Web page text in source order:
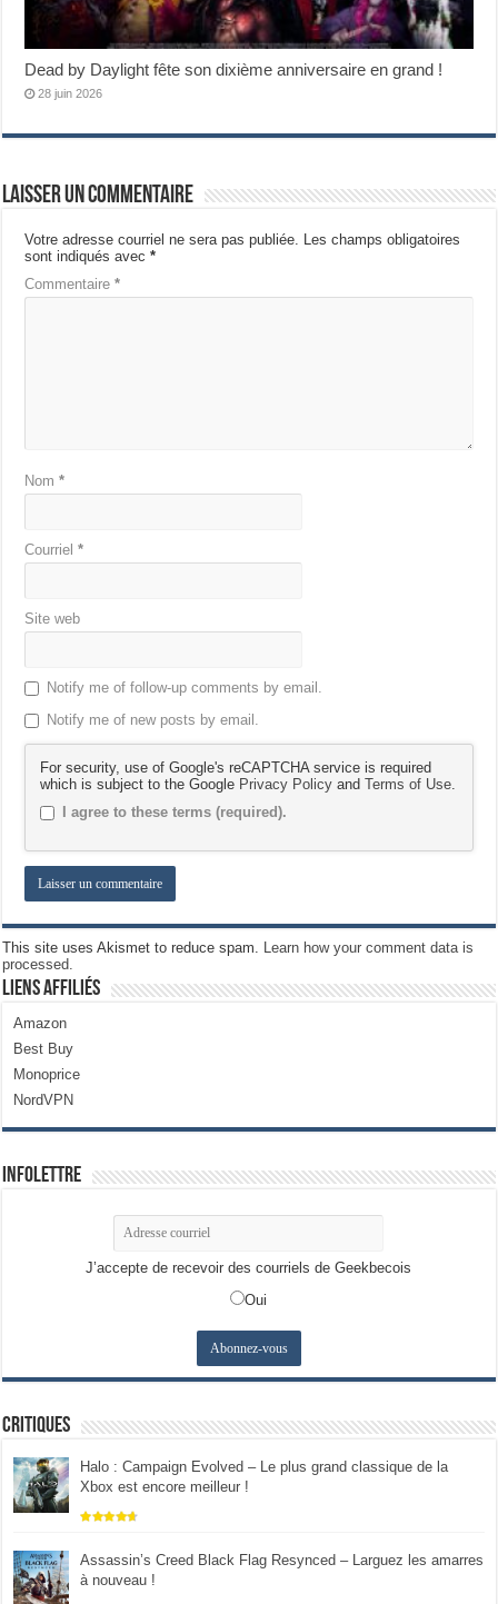
Dead by Daylight fête son dixième anniversaire en grand !
28 juin 2026
Laisser un commentaire
Votre adresse courriel ne sera pas publiée.
Les champs obligatoires
sont indiqués avec*
Commentaire*
Nom*
Courriel*
Site web
Notify me of follow-up comments by email.
Notify me of new posts by email.
For security, use of Google's reCAPTCHA service is required
which is subject to the Google Privacy Policy andTerms of Use
I agree to these terms (required).
This site uses Akismet to reduce spam.
Learn how your comment data is
processed.
Liens Affiliés
Amazon
Best Buy
Monoprice
NordVPN
Infolettre
J’accepte de recevoir des courriels de Geekbecois
Oui
Critiques
Halo : Campaign Evolved – Le plus grand classique de la
Xbox est encore meilleur !
Assassin’s Creed Black Flag Resynced – Larguez les amarres
à nouveau !